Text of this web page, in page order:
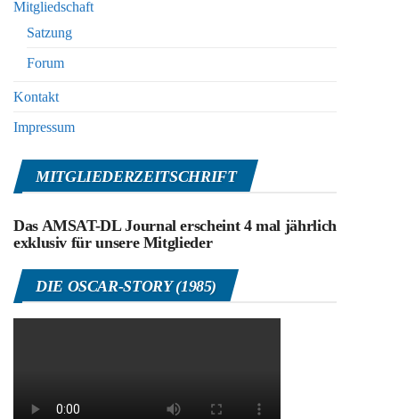
Mitgliedschaft
Satzung
Forum
Kontakt
Impressum
MITGLIEDERZEITSCHRIFT
Das AMSAT-DL Journal erscheint 4 mal jährlich
exklusiv für unsere Mitglieder
DIE OSCAR-STORY (1985)